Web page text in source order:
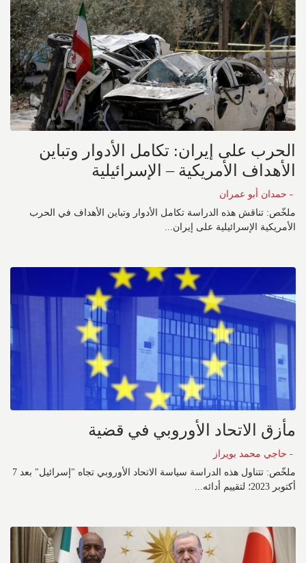
الحرب على إيران: تكامل الأدوار وتباين
الأهداف الأمريكية – الإسرائيلية
- حمدان أبو عمران
ملخّص: تناقش هذه الدراسة تكامل الأدوار وتباين الأهداف في الحرب
الأمريكية الإسرائيلية على إيران...
مأزق الاتحاد الأوروبي في قضية
- حاجي محمد بويراز
ملخّص: تتناول هذه الدراسة سياسة الاتحاد الأوروبي تجاه "إسرائيل" بعد 7
أكتوبر 2023؛ لتقييم أدائه...